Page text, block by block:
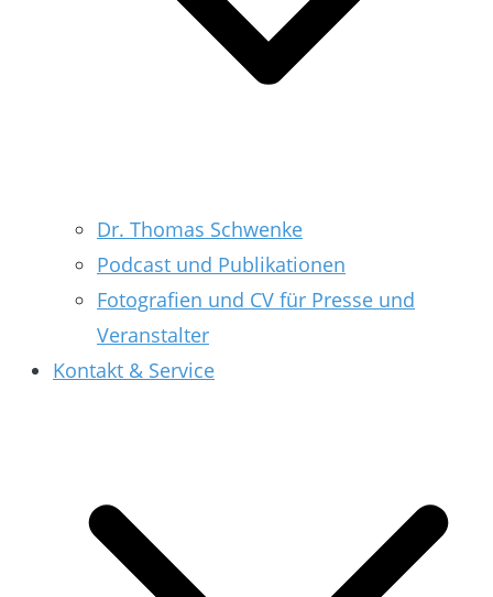
Dr. Thomas Schwenke
Podcast und Publikationen
Fotografien und CV für Presse und
Veranstalter
Kontakt & Service